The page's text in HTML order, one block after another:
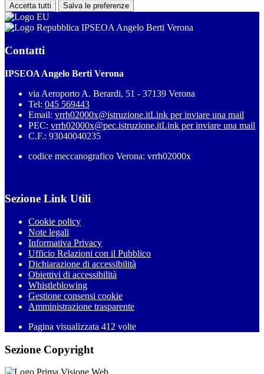
Accetta tutti Salva le preferenze
IPSEOA Angelo Berti Verona
Contatti
IPSEOA Angelo Berti Verona
via Aeroporto A. Berardi, 51 - 37139 Verona
Tel: 045 569443
Email: vrrh02000x@istruzione.itLink per inviare una mail
PEC: vrrh02000x@pec.istruzione.itLink per inviare una mail
C.F.: 93040040235
codice meccanografico Verona: vrrh02000x
Sezione Link Utili
Cookie policy
Note legali
Informativa Privacy
Ufficio Relazioni con il Pubblico
Dichiarazione di accessibilità
Obiettivi di accessibilità
Whistleblowing
Gestione consensi cookie
Amministrazione trasparente
Pagina visualizzata 412 volte
Sezione Copyright